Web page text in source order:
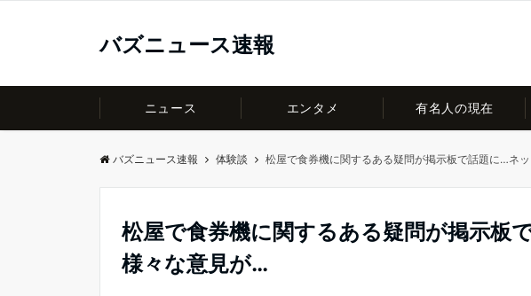
バズニュース速報
ニュース エンタメ 有名人の現在
バズニュース速報 体験談 松屋で食券機に関するある疑問が掲示板で話題に…ネ
松屋で食券機に関するある疑問が掲示板
様々な意見が…